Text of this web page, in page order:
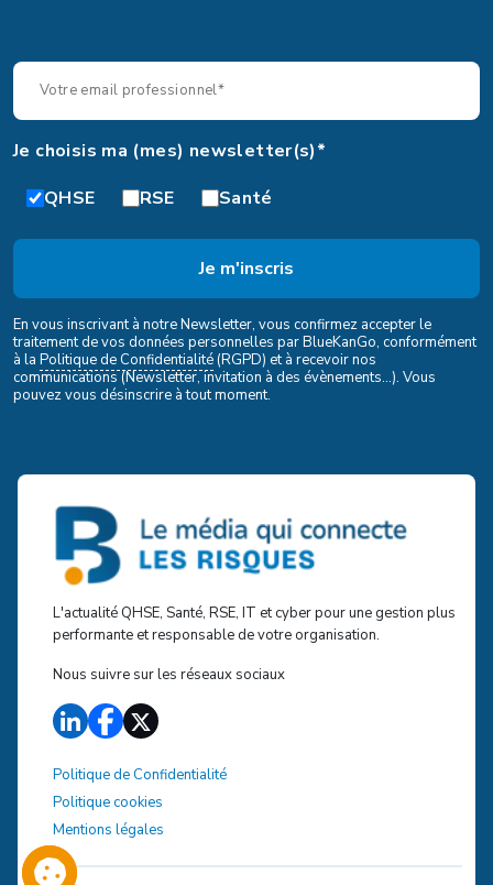
Je choisis ma (mes) newsletter(s)*
QHSE
RSE Santé
En vous inscrivant à notre Newsletter, vous confirmez accepter le
traitement de vos données personnelles par BlueKanGo, conformément
à la Politique de Confidentialité(RGPD) et à recevoir nos
communications (Newsletter, invitation à des évènements...). Vous
pouvez vous désinscrire à tout moment.
L'actualité QHSE, Santé, RSE, IT et cyber pour une gestion plus
performante et responsable de votre organisation.
Nous suivre sur les réseaux sociaux
Politique de Confidentialité
Politique cookies
Mentions légales